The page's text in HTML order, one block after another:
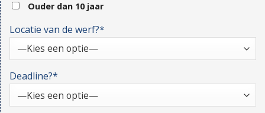
Ouder dan 10 jaar
Locatie van de werf?*
Deadline?*